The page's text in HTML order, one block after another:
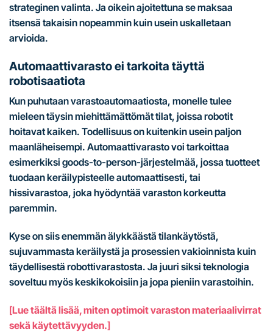
strateginen valinta. Ja oikein ajoitettuna se maksaa
itsensä takaisin nopeammin kuin usein uskalletaan
arvioida.
Automaattivarasto ei tarkoita täyttä
robotisaatiota
Kun puhutaan varastoautomaatiosta, monelle tulee
mieleen täysin miehittämättömät tilat, joissa robotit
hoitavat kaiken. Todellisuus on kuitenkin usein paljon
maanläheisempi. Automaattivarasto voi tarkoittaa
esimerkiksi goods-to-person-järjestelmää, jossa tuotteet
tuodaan keräilypisteelle automaattisesti, tai
hissivarastoa, joka hyödyntää varaston korkeutta
paremmin.
Kyse on siis enemmän älykkäästä tilankäytöstä,
sujuvammasta keräilystä ja prosessien vakioinnista kuin
täydellisestä robottivarastosta. Ja juuri siksi teknologia
soveltuu myös keskikokoisiin ja jopa pieniin varastoihin.
[Lue täältä lisää, miten optimoit varaston materiaalivirrat
sekä käytettävyyden.]